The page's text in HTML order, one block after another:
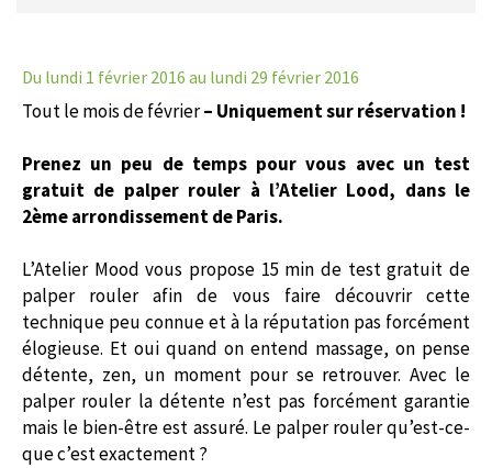
Du lundi 1 février 2016 au lundi 29 février 2016
Tout le mois de février– Uniquement sur réservation !
Prenez un peu de temps pour vous avec un test
gratuit de palper rouler à l’Atelier Lood, dans le
2ème arrondissement de Paris.
L’Atelier Mood vous propose 15 min de test gratuit de
palper rouler afin de vous faire découvrir cette
technique peu connue et à la réputation pas forcément
élogieuse. Et oui quand on entend massage, on pense
détente, zen, un moment pour se retrouver. Avec le
palper rouler la détente n’est pas forcément garantie
mais le bien-être est assuré. Le palper rouler qu’est-ce-
que c’est exactement ?